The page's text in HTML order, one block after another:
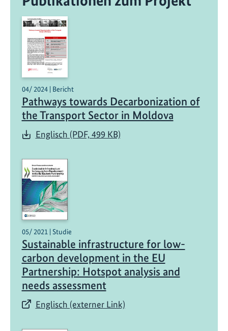
04/ 2024 | Bericht
Pathways towards Decarbonization of
the Transport Sector in Moldova
Englisch (PDF, 499 KB)
05/ 2021 | Studie
Sustainable infrastructure for low-
carbon development in the EU
Partnership: Hotspot analysis and
needs assessment
Englisch (externer Link)